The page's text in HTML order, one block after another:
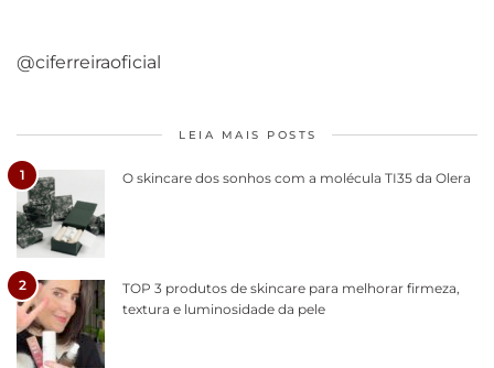
@ciferreiraoficial
LEIA MAIS POSTS
1 O skincare dos sonhos com a molécula TI35 da Olera
2
TOP 3 produtos de skincare para melhorar firmeza,
textura e luminosidade da pele